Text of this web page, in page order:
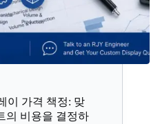
이 가격 책정: 맞
의 비용을 결정하